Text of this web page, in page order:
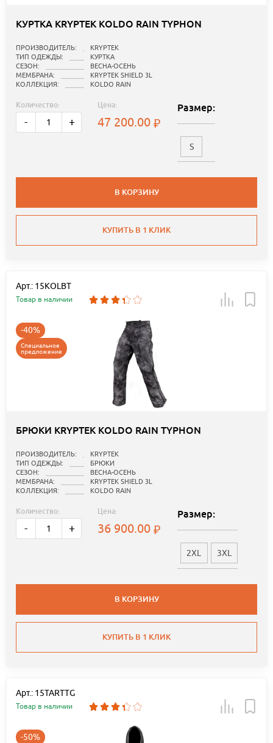
КУРТКА KRYPTEK KOLDO RAIN TYPHON
ПРОИЗВОДИТЕЛЬ:
KRYPTEK
ТИП ОДЕЖДЫ:
КУРТКА
СЕЗОН:
ВЕСНА-ОСЕНЬ
МЕМБРАНА:
KRYPTEK SHIELD 3L
КОЛЛЕКЦИЯ:
KOLDO RAIN
Количество:
- +
Цена:
47 200.00
Размер:
S
В КОРЗИНУ
КУПИТЬ В 1 КЛИК
Арт.: 15KOLBT
Товар в наличии
-40%
Специальное
предложение
БРЮКИ KRYPTEK KOLDO RAIN TYPHON
ПРОИЗВОДИТЕЛЬ:
KRYPTEK
ТИП ОДЕЖДЫ:
БРЮКИ
СЕЗОН:
ВЕСНА-ОСЕНЬ
МЕМБРАНА:
KRYPTEK SHIELD 3L
КОЛЛЕКЦИЯ:
KOLDO RAIN
Количество:
- +
Цена:
36 900.00
Размер:
2XL 3XL
В КОРЗИНУ
КУПИТЬ В 1 КЛИК
Арт.: 15TARTTG
Товар в наличии
-50%